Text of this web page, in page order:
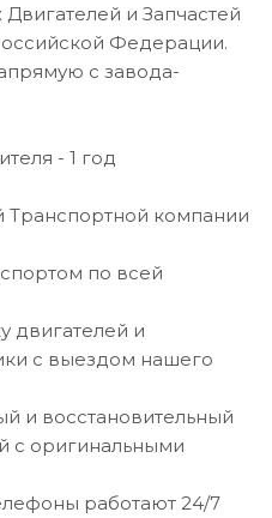
и Запчастей
Федерации.
с завода-
- 1 год
Транспортной компании
по всей
двигателей и
с выездом нашего
и восстановительный
с оригинальными
работают 24/7